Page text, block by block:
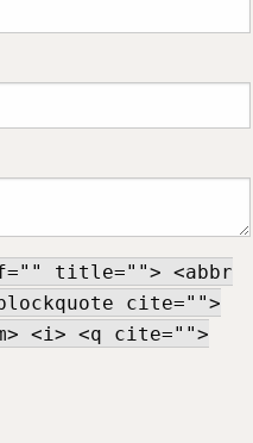
title=""> <abbr
cite="">
<i> <q cite="">